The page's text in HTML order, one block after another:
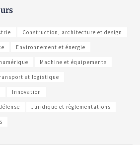
Construction, architecture et design
Environnement et énergie
Machine et équipements
et logistique
Innovation
Juridique et règlementations